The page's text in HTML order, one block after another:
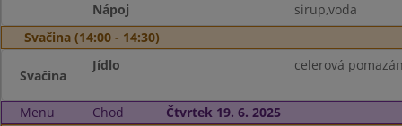
Nápoj
sirup,voda
Svačina (14:00 - 14:30)
Svačina
Jídlo celerová
Menu Chod
Čtvrtek 19. 6. 2025